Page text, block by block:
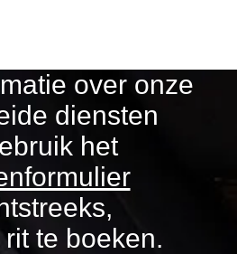
over onze
diensten
het
te boeken.